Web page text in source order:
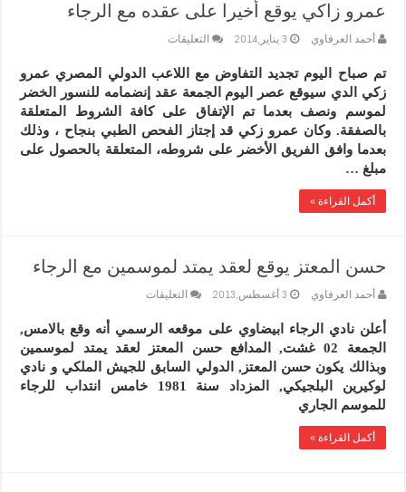
مغلقة
عمرو زاكي يوقع أخيرا على عقده مع الرجاء
أحمد العرفاوي 3 يناير,2014 التعليقات
زاكي
يوقع
أخيرا
على
مع
الرجاء
تم صباح اليوم تجديد التفاوض مع اللاعب الدولي المصري عمرو
زكي الدي سيوقع عصر اليوم الجمعة عقد إنضمامه للنسور الخضر
لموسم ونصف بعدما تم الإتفاق على كافة الشروط المتعلقة
بالصفقة. وكان عمرو زكي قد إجتاز الفحص الطبي بنجاح ، وذلك
بعدما وافق الفريق الأخضر على شروطه، المتعلقة بالحصول على
مبلغ …
أكمل القراءة »
حسن المعتز يوقع لعقد يمتد لموسمين مع الرجاء
أحمد العرفاوي 3 أغسطس,2013 التعليقات
يوقع
لعقد
يمتد
لموسمين
مع
أعلن نادي الرجاء ابيضاوي على موقعه الرسمي أنه وقع بالامس,
الجمعة 02 غشت, المدافع حسن المعتز لعقد يمتد لموسمين
وبذالك يكون حسن المعتز, الدولي السابق للجيش الملكي و نادي
لوكيرين البلجيكي, المزداد سنة 1981 خامس انتداب للرجاء
للموسم الجاري
أكمل القراءة »